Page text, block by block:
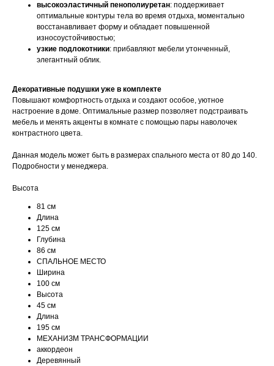
высокоэластичный пенополиуретан: поддерживает
оптимальные контуры тела во время отдыха, моментально
восстанавливает форму и обладает повышенной
износоустойчивостью;
узкие подлокотники: прибавляют мебели утонченный,
элегантный облик.
Декоративные подушки уже в комплекте
Повышают комфортность отдыха и создают особое, уютное
настроение в доме. Оптимальные размер позволяет подстраивать
мебель и менять акценты в комнате с помощью пары наволочек
контрастного цвета.
Данная модель может быть в размерах спального места от 80 до 140.
Подробности у менеджера.
Высота
81 см
Длина
125 см
Глубина
86 см
СПАЛЬНОЕ МЕСТО
Ширина
100 см
Высота
45 см
Длина
195 см
МЕХАНИЗМ ТРАНСФОРМАЦИИ
аккордеон
Деревянный